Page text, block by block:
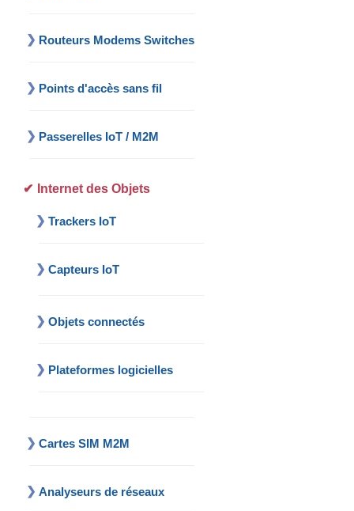
Routeurs Modems Switches
Points d'accès sans fil
Passerelles IoT / M2M
Internet des Objets
Trackers IoT
Capteurs IoT
Objets connectés
Plateformes logicielles
Cartes SIM M2M
Analyseurs de réseaux